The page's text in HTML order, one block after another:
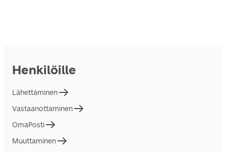
Henkilöille
Lähettäminen
Vastaanottaminen
OmaPosti
Muuttaminen